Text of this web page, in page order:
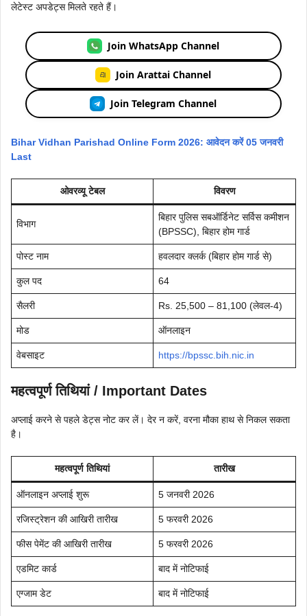
लेटेस्ट अपडेट्स मिलते रहते हैं।
Join WhatsApp Channel
Join Arattai Channel
Join Telegram Channel
Bihar Vidhan Parishad Online Form 2026: आवेदन करें 05 जनवरी
Last
ओवरव्यू टेबल विवरण
विभाग
बिहार पुलिस सबऑर्डिनेट सर्विस कमीशन
(BPSSC), बिहार होम गार्ड
पोस्ट नाम हवलदार क्लर्क (बिहार होम गार्ड से)
कुल पद 64
सैलरी Rs. 25,500 – 81,100 (लेवल-4)
मोड ऑनलाइन
वेबसाइट https://bpssc.bih.nic.in
महत्वपूर्ण तिथियां / Important Dates
अप्लाई करने से पहले डेट्स नोट कर लें। देर न करें, वरना मौका हाथ से निकल सकता
है।
महत्वपूर्ण तिथियां तारीख
ऑनलाइन अप्लाई शुरू 5 जनवरी 2026
रजिस्ट्रेशन की आखिरी तारीख 5 फरवरी 2026
फीस पेमेंट की आखिरी तारीख 5 फरवरी 2026
एडमिट कार्ड बाद में नोटिफाई
एग्जाम डेट बाद में नोटिफाई